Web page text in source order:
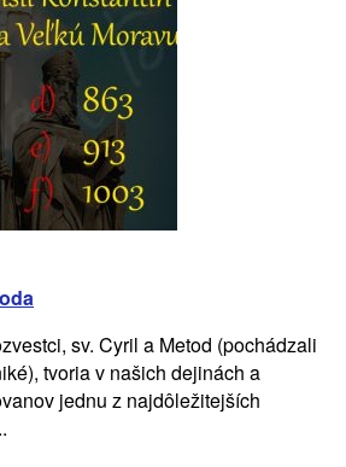
sv. Cyril a Metod (pochádzali
tvoria v našich dejinách a
jednu z najdôležitejších